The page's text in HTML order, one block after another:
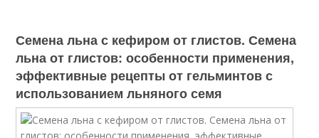
Семена льна с кефиром от глистов. Семена
льна от глистов: особенности применения,
эффективные рецепты от гельминтов с
использованием льняного семя